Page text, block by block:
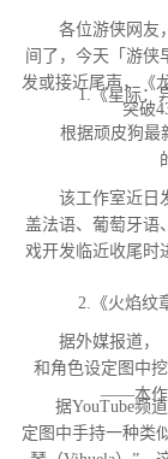
各位游侠网友，
间了，今天「游侠
发或接近尾声，《
突破
1.《星际：异
根据顽皮狗最新
该工作室近日发
盖法语、葡萄牙语
戏开发临近收尾时
2.《火焰纹章
据外媒报道，《
和角色设定图中
——本作
据YouTube频道
定图中手持一种类